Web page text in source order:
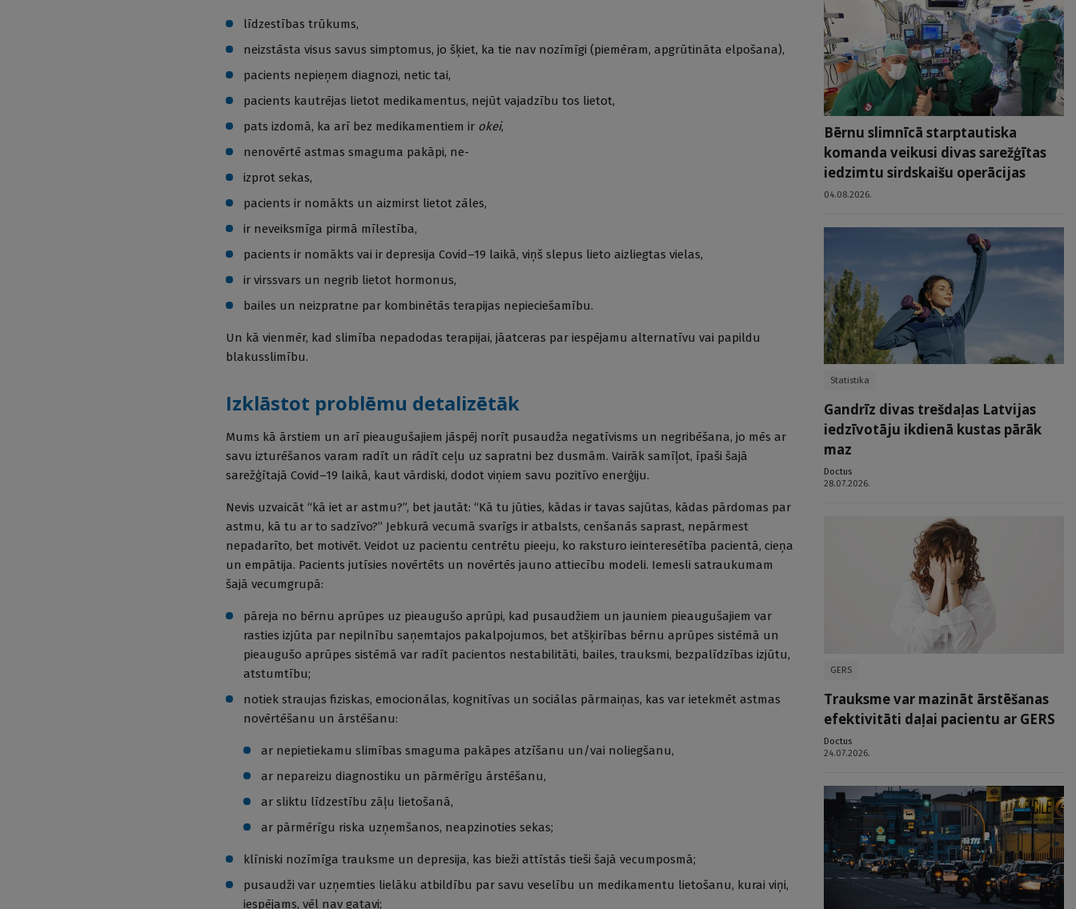
līdzestības trūkums,
neizstāsta visus savus simptomus, jo šķiet, ka tie nav nozīmīgi (piemēram, apgrūtināta elpošana),
pacients nepieņem diagnozi, netic tai,
pacients kautrējas lietot medikamentus, nejūt vajadzību tos lietot,
pats izdomā, ka arī bez medikamentiem ir okei,
nenovērtē astmas smaguma pakāpi, ne-
izprot sekas,
pacients ir nomākts un aizmirst lietot zāles,
ir neveiksmīga pirmā mīlestība,
pacients ir nomākts vai ir depresija Covid–19 laikā, viņš slepus lieto aizliegtas vielas,
ir virssvars un negrib lietot hormonus,
bailes un neizpratne par kombinētās terapijas nepieciešamību.
Un kā vienmēr, kad slimība nepadodas terapijai, jāatceras par iespējamu alternatīvu vai papildu
blakusslimību.
Izklāstot problēmu detalizētāk
Mums kā ārstiem un arī pieaugušajiem jāspēj norīt pusaudža negatīvisms un negribēšana, jo mēs ar
savu izturēšanos varam radīt un rādīt ceļu uz sapratni bez dusmām. Vairāk samīļot, īpaši šajā
sarežģītajā Covid–19 laikā, kaut vārdiski, dodot viņiem savu pozitīvo enerģiju.
Nevis uzvaicāt “kā iet ar astmu?”, bet jautāt: “Kā tu jūties, kādas ir tavas sajūtas, kādas pārdomas par
astmu, kā tu ar to sadzīvo?” Jebkurā vecumā svarīgs ir atbalsts, cenšanās saprast, nepārmest
nepadarīto, bet motivēt. Veidot uz pacientu centrētu pieeju, ko raksturo ieinteresētība pacientā, cieņa
un empātija. Pacients jutīsies novērtēts un novērtēs jauno attiecību modeli. Iemesli satraukumam
šajā vecumgrupā:
pāreja no bērnu aprūpes uz pieaugušo aprūpi, kad pusaudžiem un jauniem pieaugušajiem var
rasties izjūta par nepilnību saņemtajos pakalpojumos, bet atšķirības bērnu aprūpes sistēmā un
pieaugušo aprūpes sistēmā var radīt pacientos nestabilitāti, bailes, trauksmi, bezpalīdzības izjūtu,
atstumtību;
notiek straujas fiziskas, emocionālas, kognitīvas un sociālas pārmaiņas, kas var ietekmēt astmas
novērtēšanu un ārstēšanu:
ar nepietiekamu slimības smaguma pakāpes atzīšanu un/vai noliegšanu,
ar nepareizu diagnostiku un pārmērīgu ārstēšanu,
ar sliktu līdzestību zāļu lietošanā,
ar pārmērīgu riska uzņemšanos, neapzinoties sekas;
klīniski nozīmīga trauksme un depresija, kas bieži attīstās tieši šajā vecumposmā;
pusaudži var uzņemties lielāku atbildību par savu veselību un medikamentu lietošanu, kurai viņi,
iespējams, vēl nav gatavi;
Bērnu slimnīcā starptautiska
komanda veikusi divas sarežģītas
iedzimtu sirdskaišu operācijas
04.08.2026.
Statistika
Gandrīz divas trešdaļas Latvijas
iedzīvotāju ikdienā kustas pārāk
maz
Doctus
28.07.2026.
GERS
Trauksme var mazināt ārstēšanas
efektivitāti daļai pacientu ar GERS
Doctus
24.07.2026.